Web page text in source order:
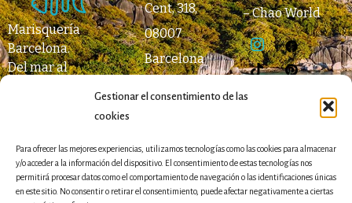
Gestionar el consentimiento de las
cookies
Para ofrecer las mejores experiencias, utilizamos tecnologías como las cookies para almacenar
y/o acceder a la información del dispositivo. El consentimiento de estas tecnologías nos
permitirá procesar datos como el comportamiento de navegación o las identificaciones únicas
en este sitio. No consentir o retirar el consentimiento, puede afectar negativamente a ciertas
Marisquería
Barcelona.
Del mar al
Cent, 318,
08007
Barcelona
de Gracia (L2,
Passatge
–Chao World